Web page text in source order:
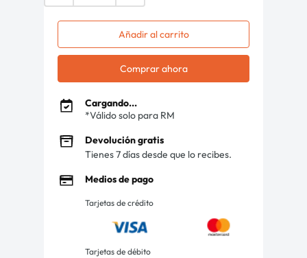
Añadir al carrito
Comprar ahora
Cargando...
*Válido solo para RM
Devolución gratis
Tienes 7 días desde que lo recibes.
Medios de pago
Tarjetas de crédito
Tarjetas de débito